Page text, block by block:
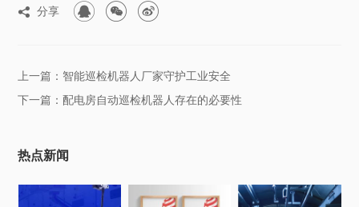
 分享   
上一篇：智能巡检机器人厂家守护工业安全
下一篇：配电房自动巡检机器人存在的必要性
热点新闻